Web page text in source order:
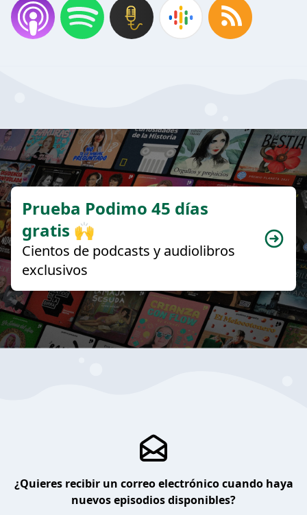
Prueba Podimo 45 días
gratis 🙌
Cientos de podcasts y audiolibros
exclusivos
¿Quieres recibir un correo electrónico cuando haya
nuevos episodios disponibles?